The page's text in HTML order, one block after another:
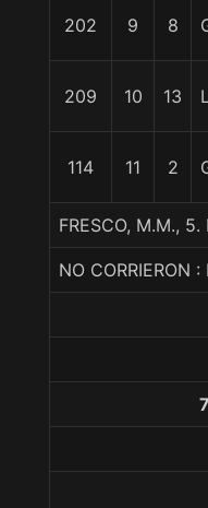
202 9 8
209 10 13
114 11 2
FRESCO, M.M., 5.
NO CORRIERON